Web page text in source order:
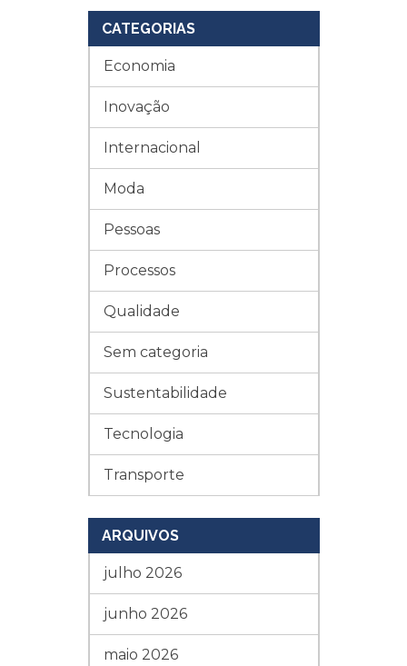
CATEGORIAS
Economia
Inovação
Internacional
Moda
Pessoas
Processos
Qualidade
Sem categoria
Sustentabilidade
Tecnologia
Transporte
ARQUIVOS
julho 2026
junho 2026
maio 2026